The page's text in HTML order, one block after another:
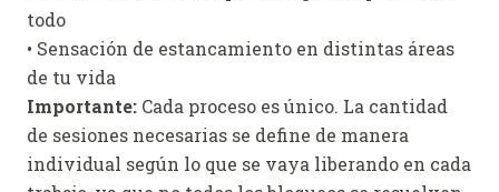
todo
• Sensación de estancamiento en distintas áreas
de tu vida
Importante: Cada proceso es único. La cantidad
de sesiones necesarias se define de manera
individual según lo que se vaya liberando en cada